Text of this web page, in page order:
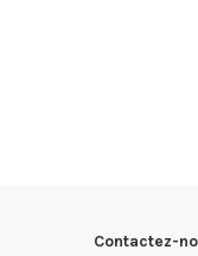
Contactez-